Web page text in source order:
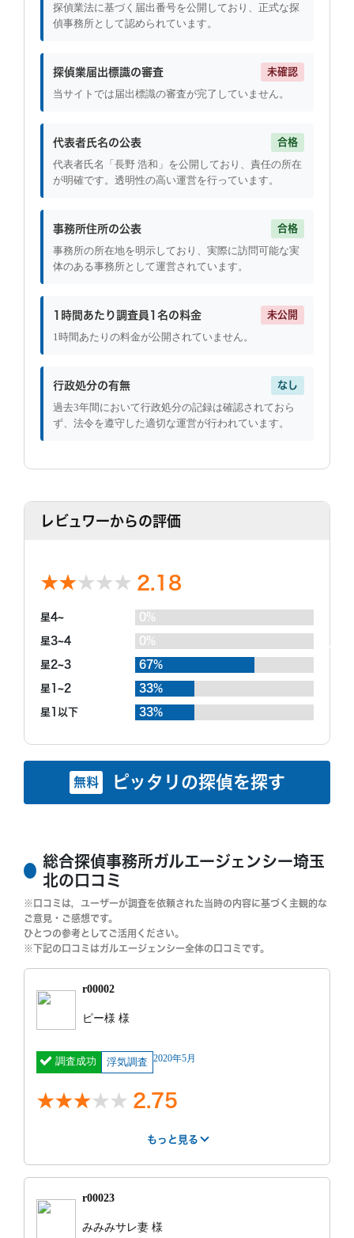
探偵業法に基づく届出番号を公開しており、正式な探
偵事務所として認められています。
探偵業届出標識の審査 未確認
当サイトでは届出標識の審査が完了していません。
代表者氏名の公表 合格
代表者氏名「長野 浩和」を公開しており、責任の所在
が明確です。透明性の高い運営を行っています。
事務所住所の公表 合格
事務所の所在地を明示しており、実際に訪問可能な実
体のある事務所として運営されています。
1時間あたり調査員1名の料金 未公開
1時間あたりの料金が公開されていません。
行政処分の有無 なし
過去3年間において行政処分の記録は確認されておら
ず、法令を遵守した適切な運営が行われています。
レビュワーからの評価
2.18
星4~ 0%
星3~4 0%
星2~3 67%
星1~2 33%
星1以下 33%
無料 ピッタリの探偵を探す
総合探偵事務所ガルエージェンシー埼玉
北の口コミ
※口コミは，ユーザーが調査を依頼された当時の内容に基づく主観的な
ご意見・ご感想です。
ひとつの参考としてご活用ください。
※下記の口コミはガルエージェンシー全体の口コミです。
r00002
ピー様 様
調査成功 浮気調査 2020年5月
2.75
3 2 3 3
もっと見る
r00023
みみみサレ妻 様